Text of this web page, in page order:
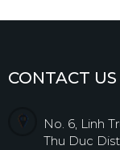
CONTACT US
No. 6, Linh
Thu Duc